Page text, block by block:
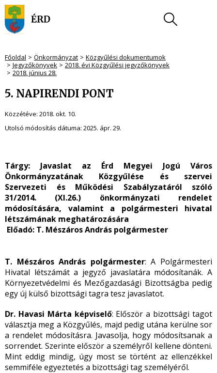
Főoldal Önkormányzat
Közgyűlési dokumentumok
Jegyzőkönyvek
2018. évi Közgyűlési jegyzőkönyvek
2018. június 28.
5. NAPIRENDI PONT
Közzétéve: 2018. okt. 10.
Utolsó módosítás dátuma: 2025. ápr. 29.
Tárgy: Javaslat az Érd Megyei Jogú Város
Önkormányzatának Közgyűlése és szervei
Szervezeti és Működési Szabályzatáról szóló
31/2014. (XI.26.) önkormányzati rendelet
módosítására, valamint a polgármesteri hivatal
létszámának meghatározására
Előadó: T. Mészáros András polgármester
T. Mészáros András polgármester: A Polgármesteri
Hivatal létszámát a jegyző javaslatára módosítanák. A
Környezetvédelmi és Mezőgazdasági Bizottságba pedig
egy új külső bizottsági tagra tesz javaslatot.
Dr. Havasi Márta képviselő: Először a bizottsági tagot
választja meg a Közgyűlés, majd pedig utána kerülne sor
a rendelet módosításra. Javasolja, hogy módosítsanak a
sorrendet. Szerinte először a személyről kellene dönteni.
Mint eddig mindig, úgy most se történt az ellenzékkel
semmiféle egyeztetés a bizottsági tag személyéről.